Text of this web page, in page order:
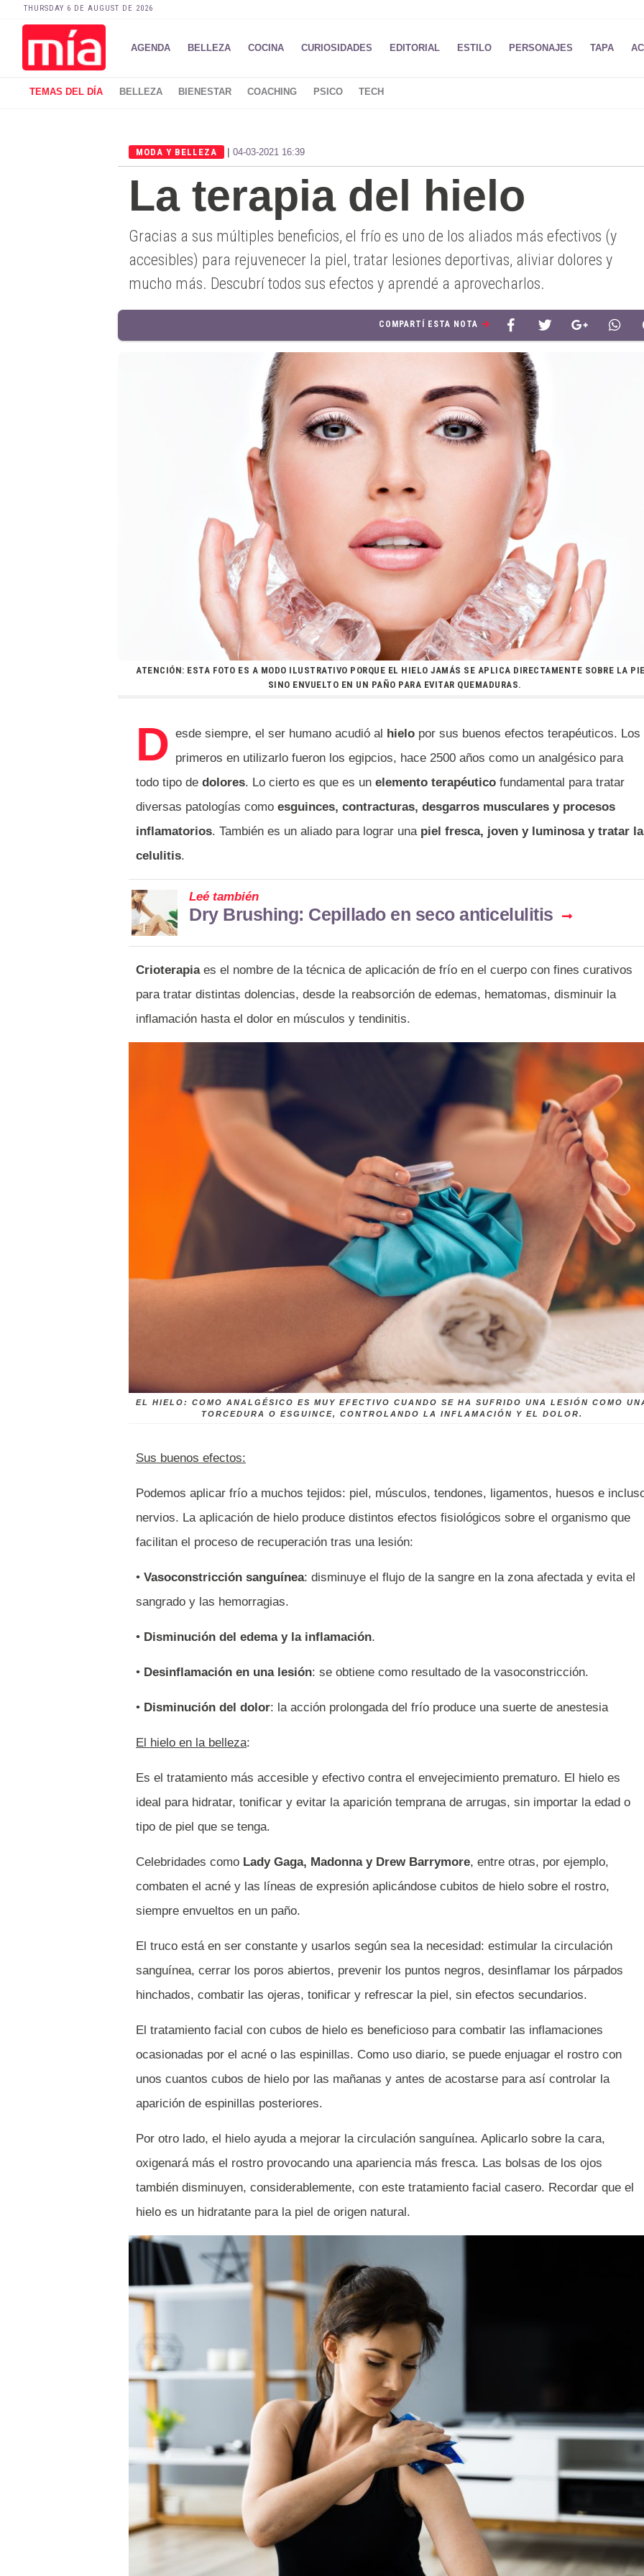
THURSDAY 6 DE AUGUST DE 2026
AGENDA BELLEZA COCINA CURIOSIDADES EDITORIAL ESTILO PERSONAJES TAPA
TEMAS DEL DÍA BELLEZA BIENESTAR COACHING PSICO TECH
MODA Y BELLEZA | 04-03-2021 16:39
La terapia del hielo
Gracias a sus múltiples beneficios, el frío es uno de los aliados más efectivos (y
accesibles) para rejuvenecer la piel, tratar lesiones deportivas, aliviar dolores y
mucho más. Descubrí todos sus efectos y aprendé a aprovecharlos.
COMPARTÍ ESTA NOTA
ATENCIÓN: ESTA FOTO ES A MODO ILUSTRATIVO PORQUE EL HIELO JAMÁS SE APLICA DIRECTAMENTE SOBRE LA
SINO ENVUELTO EN UN PAÑO PARA EVITAR QUEMADURAS.
D esde siempre, el ser humano acudió al hielo por sus buenos efectos terapéuticos. Los
primeros en utilizarlo fueron los egipcios, hace 2500 años como un analgésico para
todo tipo de dolores. Lo cierto es que es un elemento terapéutico fundamental para tratar
diversas patologías como esguinces, contracturas, desgarros musculares y procesos
inflamatorios. También es un aliado para lograr unapiel fresca, joven y luminosa y tratar la
celulitis.
Leé también
Dry Brushing: Cepillado en seco anticelulitis
Crioterapiaes el nombre de la técnica de aplicación de frío en el cuerpo con fines curativos
para tratar distintas dolencias, desde la reabsorción de edemas, hematomas, disminuir la
inflamación hasta el dolor en músculos y tendinitis.
EL HIELO: COMO ANALGÉSICO ES MUY EFECTIVO CUANDO SE HA SUFRIDO UNA LESIÓN COMO
TORCEDURA O ESGUINCE, CONTROLANDO LA INFLAMACIÓN Y EL DOLOR.
Sus buenos efectos:
Podemos aplicar frío a muchos tejidos: piel, músculos, tendones, ligamentos, huesos e
nervios. La aplicación de hielo produce distintos efectos fisiológicos sobre el organismo que
facilitan el proceso de recuperación tras una lesión:
• Vasoconstricción sanguínea: disminuye el flujo de la sangre en la zona afectada y evita el
sangrado y las hemorragias.
• Disminución del edema y la inflamación.
• Desinflamación en una lesión: se obtiene como resultado de la vasoconstricción.
• Disminución del dolor: la acción prolongada del frío produce una suerte de anestesia
El hielo en la belleza:
Es el tratamiento más accesible y efectivo contra el envejecimiento prematuro. El hielo es
ideal para hidratar, tonificar y evitar la aparición temprana de arrugas, sin importar la edad o
tipo de piel que se tenga.
Celebridades como Lady Gaga, Madonna y Drew Barrymore, entre otras, por ejemplo,
combaten el acné y las líneas de expresión aplicándose cubitos de hielo sobre el rostro,
siempre envueltos en un paño.
El truco está en ser constante y usarlos según sea la necesidad: estimular la circulación
sanguínea, cerrar los poros abiertos, prevenir los puntos negros, desinflamar los párpados
hinchados, combatir las ojeras, tonificar y refrescar la piel, sin efectos secundarios.
El tratamiento facial con cubos de hielo es beneficioso para combatir las inflamaciones
ocasionadas por el acné o las espinillas. Como uso diario, se puede enjuagar el rostro con
unos cuantos cubos de hielo por las mañanas y antes de acostarse para así controlar la
aparición de espinillas posteriores.
Por otro lado, el hielo ayuda a mejorar la circulación sanguínea. Aplicarlo sobre la cara,
oxigenará más el rostro provocando una apariencia más fresca. Las bolsas de los ojos
también disminuyen, considerablemente, con este tratamiento facial casero. Recordar que el
hielo es un hidratante para la piel de origen natural.